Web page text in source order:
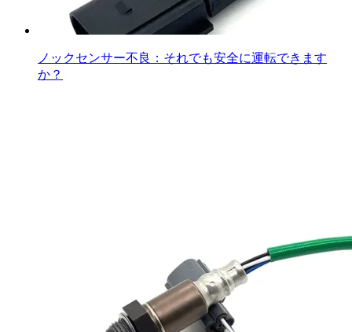
ノックセンサー不良：それでも安全に運転できます
か？